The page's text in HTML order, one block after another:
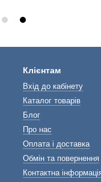
Клієнтам
Вхід до кабінету
Каталог товарів
Блог
Про нас
Оплата і доставка
Обмін та повернення
Контактна